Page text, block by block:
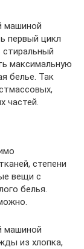
машиной
первый цикл
максимальную
белье. Так
частей.
степени
вещи с
белья.
машиной
из хлопка,